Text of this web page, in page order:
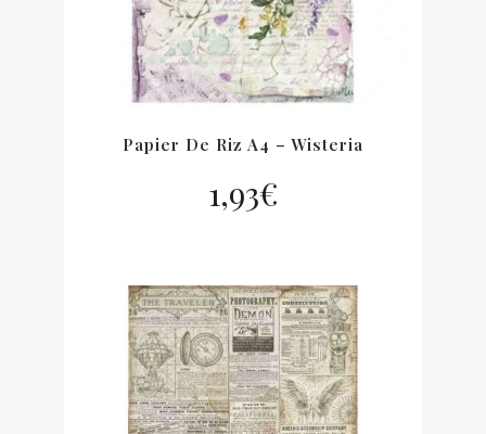
Papier De Riz A4 – Wisteria
1,93€